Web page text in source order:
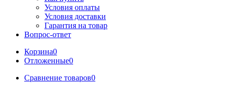
Условия оплаты
Условия доставки
Гарантия на товар
Вопрос-ответ
Корзина0
Отложенные0
Сравнение товаров0